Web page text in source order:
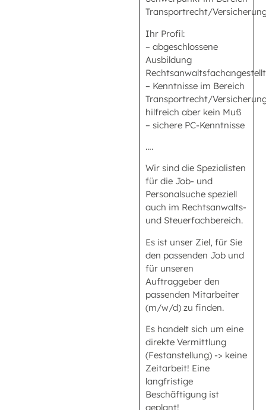
Transportrecht/
Ihr Profil:
– abgeschlossene
Ausbildung
– Kenntnisse im Bereich
Transportrecht/
hilfreich aber kein Muß
– sichere PC-Kenntnisse
….
Wir sind die Spezialisten
für die Job- und
Personalsuche speziell
auch im Rechtsanwalts-
und Steuerfachbereich.
Es ist unser Ziel, für Sie
den passenden Job und
für unseren
Auftraggeber den
passenden Mitarbeiter
(m/w/d) zu finden.
Es handelt sich um eine
direkte Vermittlung
(Festanstellung) -> keine
Zeitarbeit! Eine
langfristige
Beschäftigung ist
geplant!